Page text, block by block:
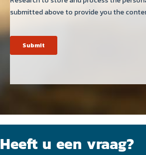
Heeft u een vraag?